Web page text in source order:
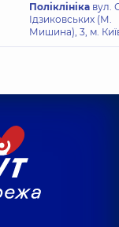
Поліклініка вул.
Ідзиковських (М.
Мишина), 3, м.